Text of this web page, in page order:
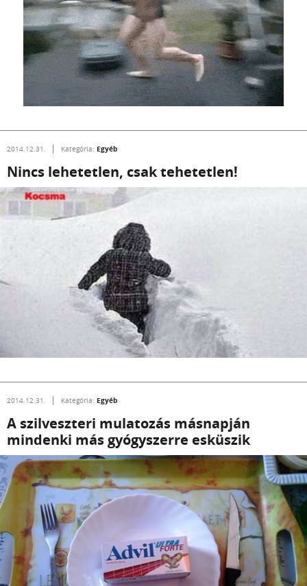
2014.12.31. Kategória: Egyéb
Nincs lehetetlen, csak tehetetlen!
2014.12.31. Kategória: Egyéb
A szilveszteri mulatozás másnapján
mindenki más gyógyszerre esküszik